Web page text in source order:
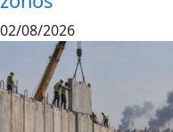
02/08/2026